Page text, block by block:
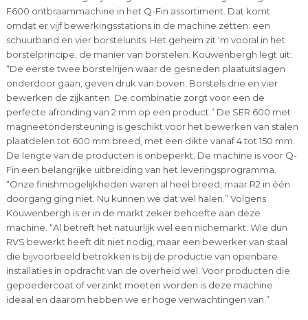
F600 ontbraammachine in het Q-Fin assortiment. Dat komt
omdat er vijf bewerkingsstations in de machine zetten: een
schuurband en vier borstelunits. Het geheim zit ‘m vooral in het
borstelprincipe, de manier van borstelen. Kouwenbergh legt uit:
“De eerste twee borstelrijen waar de gesneden plaatuitslagen
onderdoor gaan, geven druk van boven. Borstels drie en vier
bewerken de zijkanten. De combinatie zorgt voor een de
perfecte afronding van 2 mm op een product.” De SER 600 met
magneetondersteuning is geschikt voor het bewerken van stalen
plaatdelen tot 600 mm breed, met een dikte vanaf 4 tot 150 mm.
De lengte van de producten is onbeperkt. De machine is voor Q-
Fin een belangrijke uitbreiding van het leveringsprogramma.
“Onze finishmogelijkheden waren al heel breed, maar R2 in één
doorgang ging niet. Nu kunnen we dat wel halen.” Volgens
Kouwenbergh is er in de markt zeker behoefte aan deze
machine. “Al betreft het natuurlijk wel een nichemarkt. Wie dun
RVS bewerkt heeft dit niet nodig, maar een bewerker van staal
die bijvoorbeeld betrokken is bij de productie van openbare
installaties in opdracht van de overheid wel. Voor producten die
gepoedercoat of verzinkt moeten worden is deze machine
ideaal en daarom hebben we er hoge verwachtingen van.”